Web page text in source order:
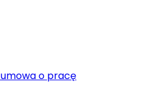
umowa o pracę